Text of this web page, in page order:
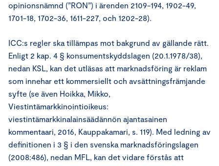
opinionsnämnd (”RON”) i ärenden 2109-194, 1902-49,
1701-18, 1702-36, 1611-227, och 1202-28).
ICC:s regler ska tillämpas mot bakgrund av gällande rätt.
Enligt 2 kap. 4 § konsumentskyddslagen (20.1.1978/38),
nedan KSL, kan det utläsas att marknadsföring är reklam
som innehar ett kommersiellt och avsättningsfrämjande
syfte (se även Hoikka, Mikko,
Viestintämarkkinointioikeus:
viestintämarkkinalainsäädännön ajantasainen
kommentaari, 2016, Kauppakamari, s. 119). Med ledning av
definitionen i 3 § i den svenska marknadsföringslagen
(2008:486), nedan MFL, kan det vidare förstås att